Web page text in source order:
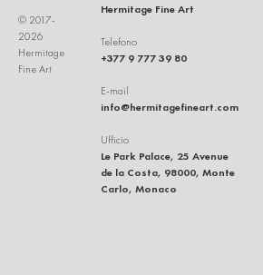
© 2017-
2026
Hermitage
Fine Art
Hermitage Fine Art
Telefono
+377 9 777 39 80
E-mail
info@hermitagefineart.com
Ufficio
Le Park Palace, 25 Avenue
de la Costa, 98000, Monte
Carlo, Monaco